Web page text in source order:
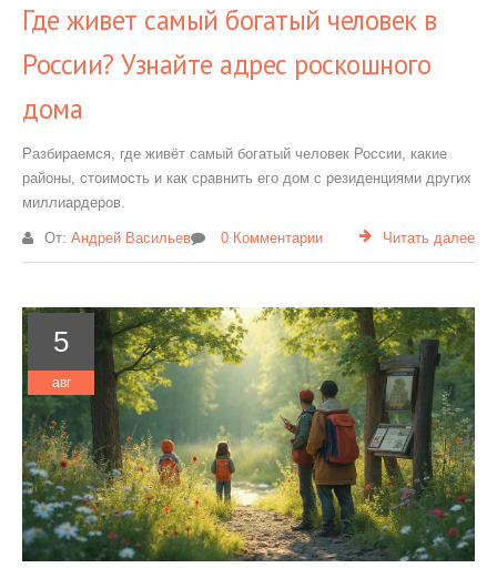
Где живет самый богатый человек в
России? Узнайте адрес роскошного
дома
Разбираемся, где живёт самый богатый человек России, какие
районы, стоимость и как сравнить его дом с резиденциями других
миллиардеров.
От: Андрей Васильев 0 Комментарии Читать далее
5
авг